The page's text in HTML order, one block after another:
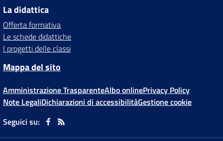
La didattica
Offerta formativa
Le schede didattiche
I progetti delle classi
Mappa del sito
Amministrazione TrasparenteAlbo onlinePrivacy Policy
Note LegaliDichiarazioni di accessibilitàGestione cookie
Seguici su: